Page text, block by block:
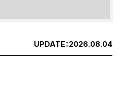
UPDATE：2026.08.04